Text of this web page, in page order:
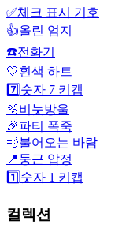
✅체크 표시 기호
👍올린 엄지
☎️전화기
🤍흰색 하트
7️⃣ 숫자 7 키캡
🫧비눗방울
🎉파티 폭죽
💨불어오는 바람
📍둥근 압정
1️⃣ 숫자 1 키캡
컬렉션